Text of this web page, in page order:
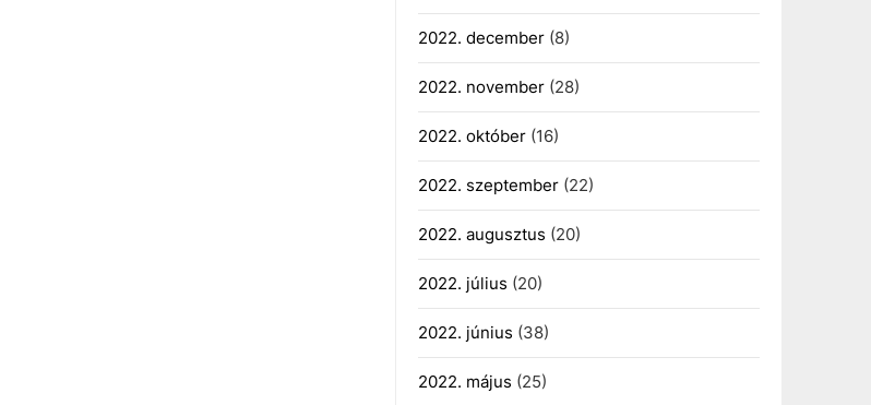
2022. december(8)
2022. november(28)
2022. október(16)
2022. szeptember(22)
2022. augusztus (20)
2022. július (20)
2022. június (38)
2022. május (25)